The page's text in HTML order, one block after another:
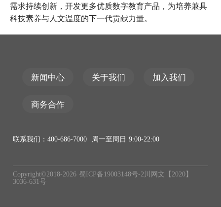
需求持续创新，开发更多优质数字教育产品，为培养兼具
科技素养与人文温度的下一代贡献力量。
新闻中心 关于我们 加入我们
商务合作
联系我们：400-686-7000 周一至周日 9:00-22:00
Copyright©2018-2026 蜀ICP备19003148号-2川网文【2020】
3036-631号